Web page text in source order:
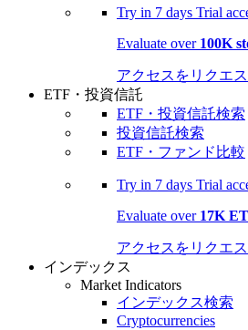
Try in 7 days Trial
Evaluate over 100K
アクセスをリクエス
ETF・投資信託
ETF・投資信託検索
投資信託検索
ETF・ファンド比較
Try in 7 days Trial
Evaluate over 17K
アクセスをリクエス
インデックス
Market Indicators
インデックス検索
Cryptocurrencies